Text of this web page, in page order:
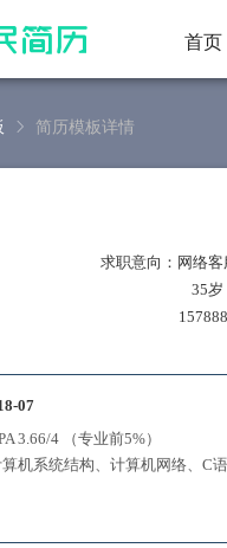
首页
简历模板详情
求职意向：网络客
35岁
07
3.66/4 （专业前5%）
机系统结构、计算机网络、C